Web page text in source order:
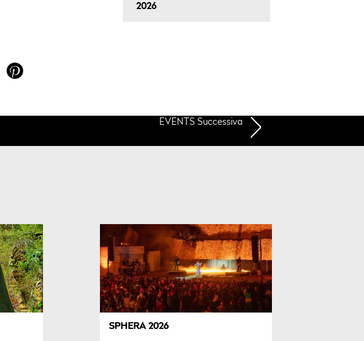
2026
EVENTS Successiva
SPHERA 2026